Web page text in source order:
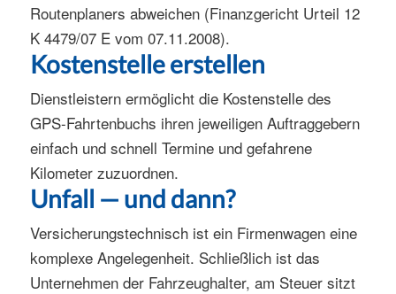
Routenplaners abweichen (Finanzgericht Urteil 12
K 4479/07 E vom 07.11.2008).
Kostenstelle erstellen
Dienstleistern ermöglicht die Kostenstelle des
GPS-Fahrtenbuchs ihren jeweiligen Auftraggebern
einfach und schnell Termine und gefahrene
Kilometer zuzuordnen.
Unfall — und dann?
Versicherungstechnisch ist ein Firmenwagen eine
komplexe Angelegenheit. Schließlich ist das
Unternehmen der Fahrzeughalter, am Steuer sitzt